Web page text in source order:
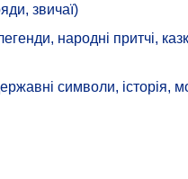
звичаї)
народні притчі,
символи, історія,